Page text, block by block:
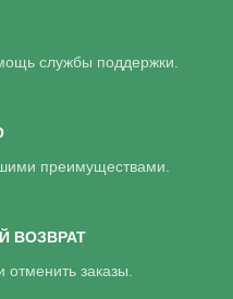
службы поддержки.
преимуществами.
ВОЗВРАТ
отменить заказы.